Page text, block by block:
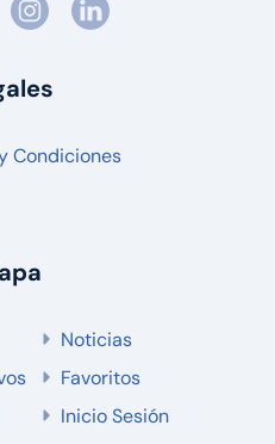
Condiciones
Noticias
Favoritos
Inicio Sesión